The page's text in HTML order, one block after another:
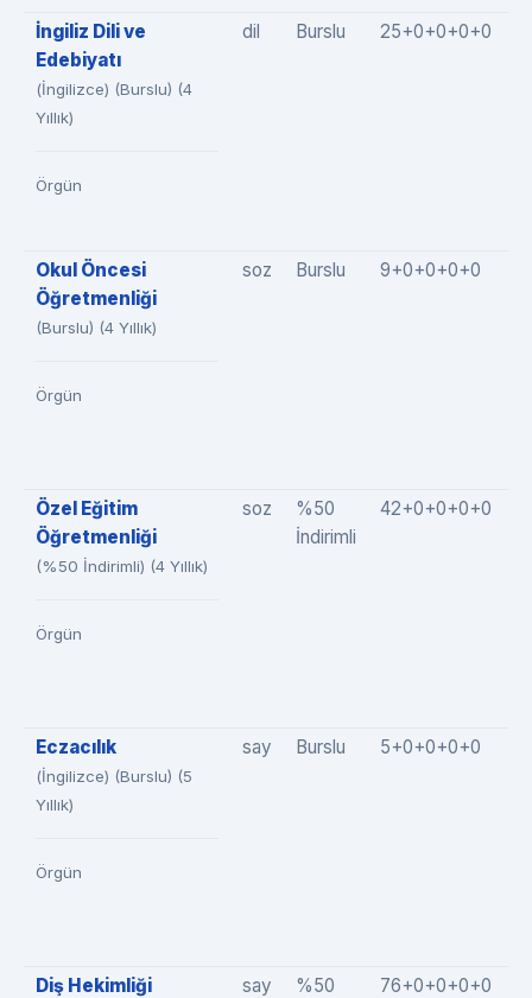
İngiliz Dili ve
Edebiyatı
(İngilizce) (Burslu) (4
Yıllık)
Örgün
dil Burslu 25+0+0+0+0
Okul Öncesi
Öğretmenliği
(Burslu) (4 Yıllık)
Örgün
soz Burslu 9+0+0+0+0
Özel Eğitim
Öğretmenliği
(%50 İndirimli) (4 Yıllık)
Örgün
soz
%50
İndirimli
42+0+0+0+0
Eczacılık
(İngilizce) (Burslu) (5
Yıllık)
Örgün
say Burslu 5+0+0+0+0
Diş Hekimliği say %50 76+0+0+0+0